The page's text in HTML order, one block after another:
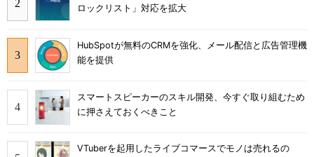
ロックリスト」対応を拡大
HubSpotが無料のCRMを強化、メール配信と広告管理機
能を提供
スマートスピーカーのスキル開発、今すぐ取り組むため
に押さえておくべきこと
VTuberを起用したライブコマースでモノは売れるの